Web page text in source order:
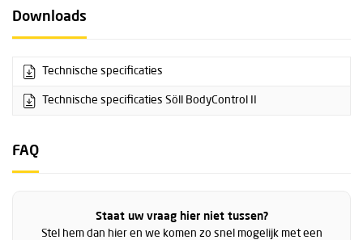
Downloads
Technische specificaties
Technische specificaties Söll BodyControl II
FAQ
Staat uw vraag hier niet tussen?
Stel hem dan hier en we komen zo snel mogelijk met een